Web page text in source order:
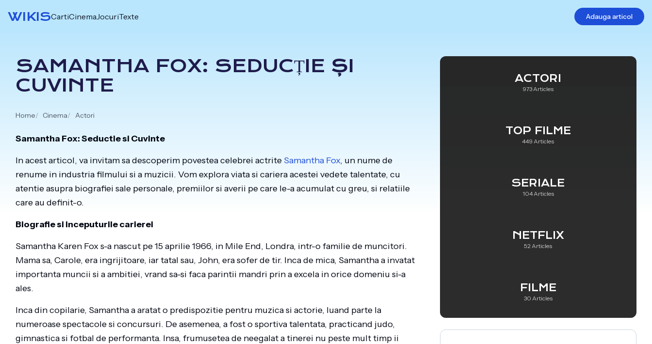
WIKISCartiCinemaJocuriTexte Adauga articol
SAMANTHA FOX: SEDUCȚIE ȘI
CUVINTE
Home Cinema Actori
Samantha Fox: Seductie si Cuvinte
In acest articol, va invitam sa descoperim povestea celebrei actrite Samantha Fox, un nume de
renume in industria filmului si a muzicii. Vom explora viata si cariera acestei vedete talentate, cu
atentie asupra biografiei sale personale, premiilor si averii pe care le-a acumulat cu greu, si relatiile
care au definit-o.
Biografie si inceputurile carierei
Samantha Karen Fox s-a nascut pe 15 aprilie 1966, in Mile End, Londra, intr-o familie de muncitori.
Mama sa, Carole, era ingrijitoare, iar tatal sau, John, era sofer de tir. Inca de mica, Samantha a invatat
importanta muncii si a ambitiei, vrand sa-si faca parintii mandri prin a excela in orice domeniu si-a
ales.
Inca din copilarie, Samantha a aratat o predispozitie pentru muzica si actorie, luand parte la
numeroase spectacole si concursuri. De asemenea, a fost o sportiva talentata, practicand judo,
gimnastica si fotbal de performanta. Insa, frumusetea de neegalat a tinerei nu peste mult timp ii
ACTORI
973 Articles
TOP FILME
449 Articles
SERIALE
104 Articles
NETFLIX
52 Articles
FILME
30 Articles